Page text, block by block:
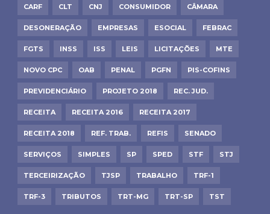
CARF CLT CNJ CONSUMIDOR CÂMARA
DESONERAÇÃO EMPRESAS ESOCIAL FEBRAC
FGTS INSS ISS LEIS LICITAÇÕES MTE
NOVO CPC OAB PENAL PGFN PIS-COFINS
PREVIDENCIÁRIO PROJETO 2018 REC. JUD.
RECEITA RECEITA 2016 RECEITA 2017
RECEITA 2018 REF. TRAB. REFIS SENADO
SERVIÇOS SIMPLES SP SPED STF STJ
TERCEIRIZAÇÃO TJSP TRABALHO TRF-1
TRF-3 TRIBUTOS TRT-MG TRT-SP TST